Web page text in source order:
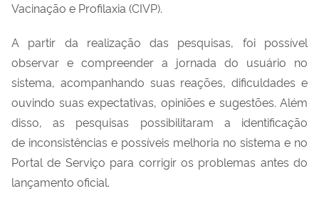
Vacinação e Profilaxia (CIVP).
A partir da realização das pesquisas, foi possível
observar e compreender a jornada do usuário no
sistema, acompanhando suas reações, dificuldades e
ouvindo suas expectativas, opiniões e sugestões. Além
disso, as pesquisas possibilitaram a identificação
de inconsistências e possíveis melhoria no sistema e no
Portal de Serviço para corrigir os problemas antes do
lançamento oficial.